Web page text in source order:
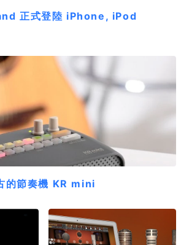
正式登陸 iPhone, iPod
的節奏機 KR mini